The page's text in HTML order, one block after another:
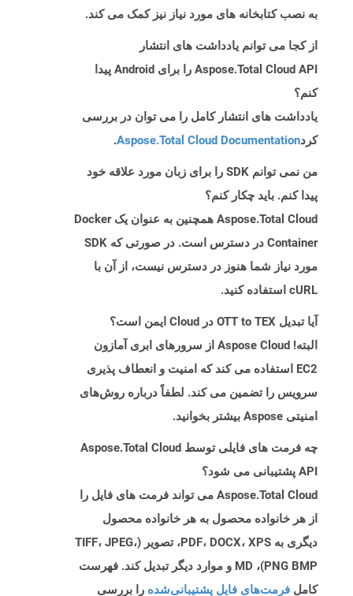
به نصب کتابخانه های مورد نیاز نیز کمک می کند.
از کجا می توانم یادداشت های انتشار
Aspose.Total Cloud API را برای Android پیدا
کنم؟
یادداشت های انتشار کامل را می توان در بررسی
کردAspose.Total Cloud Documentation
.
من نمی توانم SDK را برای زبان مورد علاقه خود
پیدا کنم. باید چکار کنم؟
Aspose.Total Cloud همچنین به عنوان یک Docker
Container در دسترس است. در صورتی که SDK
مورد نیاز شما هنوز در دسترس نیست، از آن با
cURL استفاده کنید.
آیا تبدیل OTT to TEX در Cloud ایمن است؟
البته! Aspose Cloud از سرورهای ابری آمازون
EC2 استفاده می کند که امنیت و انعطاف پذیری
سرویس را تضمین می کند. لطفاً درباره روش‌های
امنیتی Aspose بیشتر بخوانید.
چه فرمت های فایلی توسط Aspose.Total Cloud
API پشتیبانی می شود؟
Aspose.Total Cloud می تواند فرمت های فایل را
از هر خانواده محصول به هر خانواده محصول
دیگری به PDF، DOCX، XPS، تصویر (TIFF، JPEG،
PNG BMP)، MD و موارد دیگر تبدیل کند. فهرست
کامل فرمت‌های فایل پشتیبانی‌شده را بررسی